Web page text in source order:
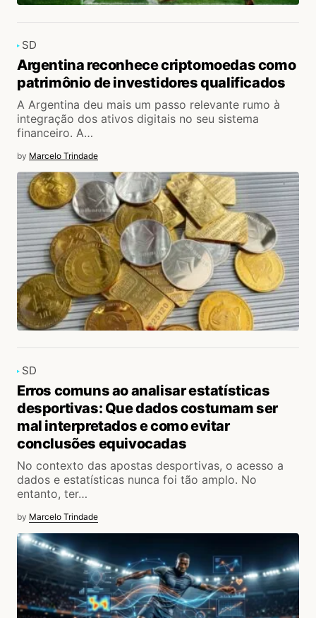
SD
Argentina reconhece criptomoedas como
patrimônio de investidores qualificados
A Argentina deu mais um passo relevante rumo à
integração dos ativos digitais no seu sistema
financeiro. A…
by Marcelo Trindade
SD
Erros comuns ao analisar estatísticas
desportivas: Que dados costumam ser
mal interpretados e como evitar
conclusões equivocadas
No contexto das apostas desportivas, o acesso a
dados e estatísticas nunca foi tão amplo. No
entanto, ter…
by Marcelo Trindade